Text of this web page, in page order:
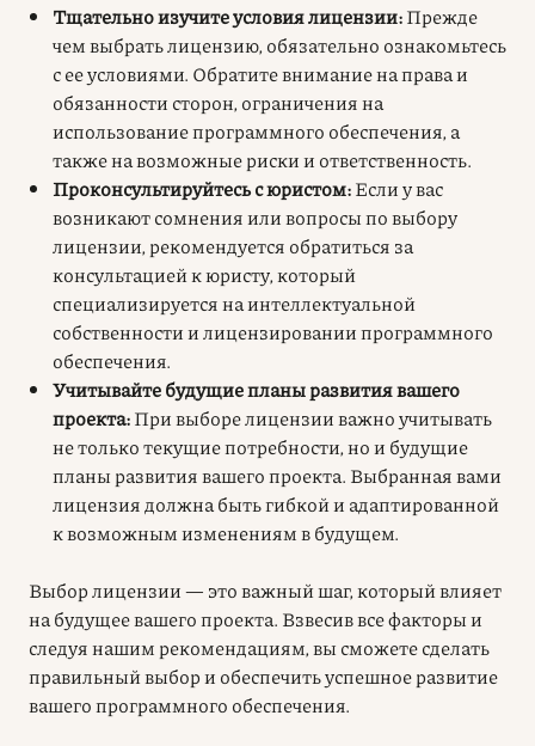
Тщательно изучите условия лицензии:Прежде
чем выбрать лицензию, обязательно ознакомьтесь
с ее условиями. Обратите внимание на права и
обязанности сторон, ограничения на
использование программного обеспечения, а
также на возможные риски и ответственность.
Проконсультируйтесь с юристом:Если у вас
возникают сомнения или вопросы по выбору
лицензии, рекомендуется обратиться за
консультацией к юристу, который
специализируется на интеллектуальной
собственности и лицензировании программного
обеспечения.
Учитывайте будущие планы развития вашего
проекта:При выборе лицензии важно учитывать
не только текущие потребности, но и будущие
планы развития вашего проекта. Выбранная вами
лицензия должна быть гибкой и адаптированной
к возможным изменениям в будущем.
Выбор лицензии — это важный шаг, который влияет
на будущее вашего проекта. Взвесив все факторы и
следуя нашим рекомендациям, вы сможете сделать
правильный выбор и обеспечить успешное развитие
вашего программного обеспечения.